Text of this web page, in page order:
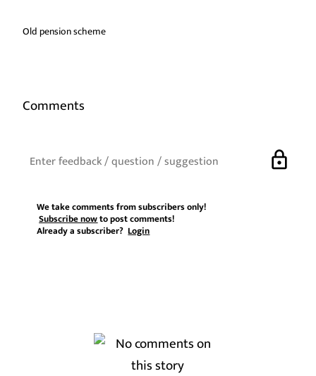
Old pension scheme
Comments
lock
We take comments from subscribers only!
Subscribe nowto post comments!
Already a subscriber?Login